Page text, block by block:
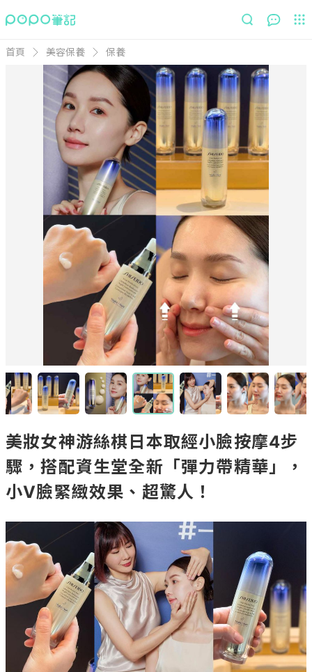
首頁 美容保養 保養
美妝女神游絲棋日本取經小臉按摩4步
驟，搭配資生堂全新「彈力帶精華」，
小V臉緊緻效果、超驚人！